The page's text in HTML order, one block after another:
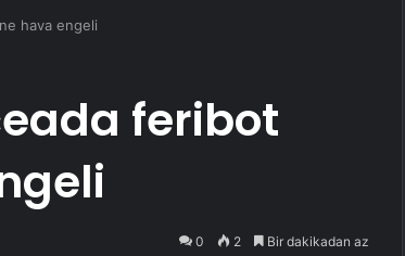
hava engeli
feribot
0 2 Bir dakikadan az